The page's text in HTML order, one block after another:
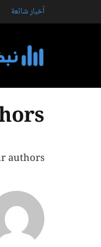
أخبار شائعة
authors.